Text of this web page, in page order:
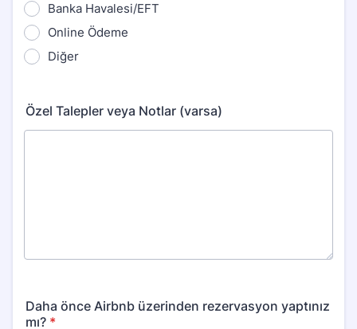
Banka Havalesi/EFT
Online Ödeme
Diğer
Özel Talepler veya Notlar (varsa)
Daha önce Airbnb üzerinden rezervasyon yaptınız
mı? *